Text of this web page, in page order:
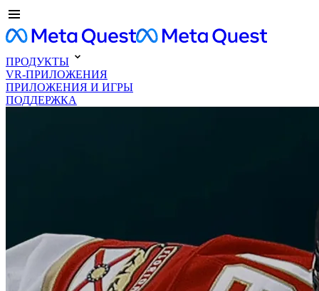
ПРОДУКТЫ
VR-ПРИЛОЖЕНИЯ
ПРИЛОЖЕНИЯ И ИГРЫ
ПОДДЕРЖКА